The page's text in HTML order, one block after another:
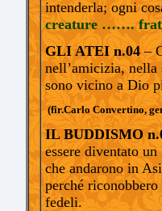
intenderla; ogni
creature …….
GLI ATEI n.04–
nell’amicizia, nella
sono vicino a Dio
(fir.Carlo Convertino,
IL BUDDISMO
essere diventato
che andarono in
perché
fedeli.